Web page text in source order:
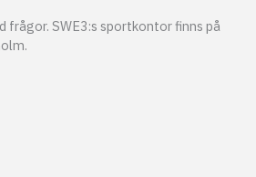
frågor. SWE3:s sportkontor finns på